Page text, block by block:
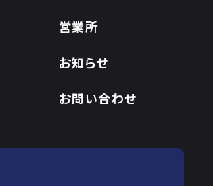
営業所
お知らせ
お問い合わせ